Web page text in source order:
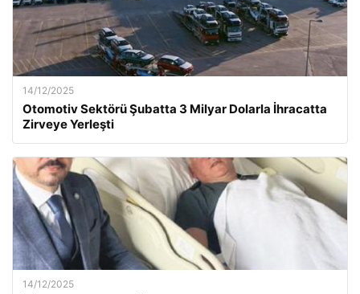
14/12/2025
Otomotiv Sektörü Şubatta 3 Milyar Dolarla İhracatta
Zirveye Yerleşti
14/12/2025